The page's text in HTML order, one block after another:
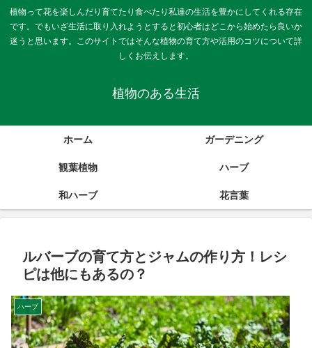
植物って花を楽しんだり育てたり食べたり私達の生活を豊かにしてくれる存在
です。でもいざ生活に取り入れようとすると初心者はどこから始めたら良いか
迷うと思います。このサイトではそんな植物の育て方や活用のコツについて詳
しくお伝えします。
植物のある生活
ホーム ガーデニング
観葉植物 ハーブ
和ハーブ 花言葉
ルバーブの育て方とジャムの作り方！レシ
ピは他にもあるの？
ハーブ